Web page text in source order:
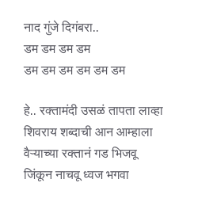
नाद गुंजे दिगंबरा..
डम डम डम डम
डम डम डम डम डम डम
हे.. रक्तामंदी उसळं तापता लाव्हा
शिवराय शब्दाची आन आम्हाला
वैऱ्याच्या रक्तानं गड भिजवू
जिंकून नाचवू ध्वज भगवा